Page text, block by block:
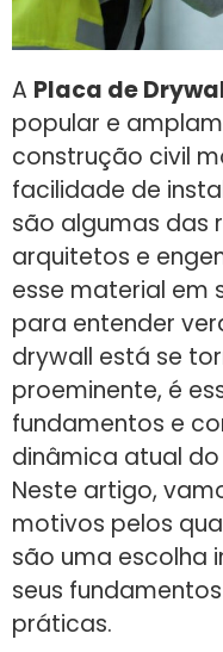
A Placa de
popular e
construção civil
facilidade de
são algumas das
arquitetos e
esse material em
para entender
drywall está se
proeminente, é
fundamentos e
dinâmica atual
Neste artigo,
motivos pelos
são uma escolha
seus
práticas.